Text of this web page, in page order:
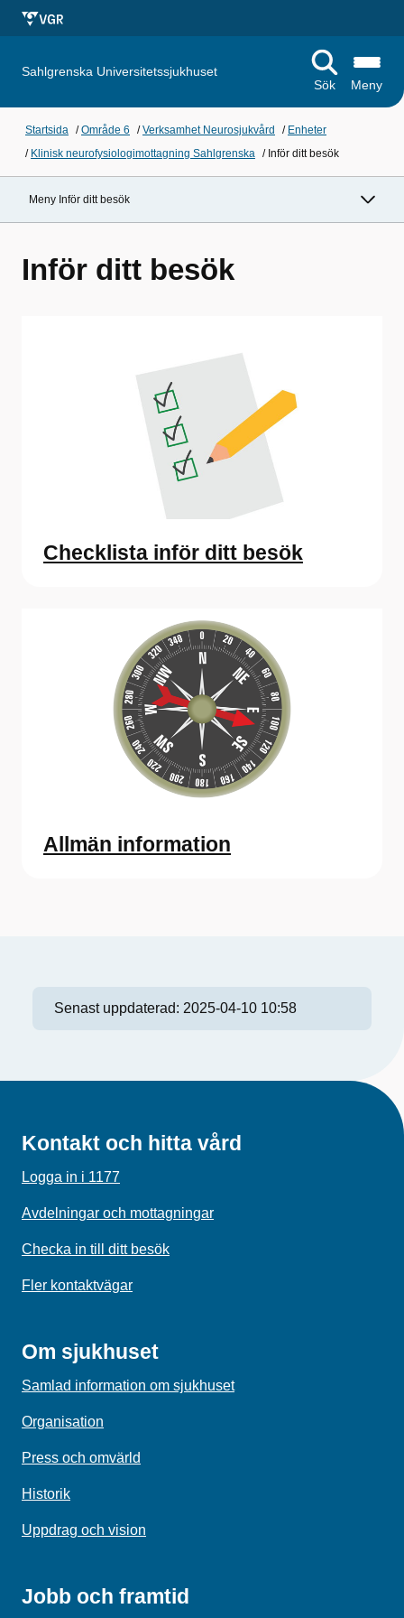
Sahlgrenska Universitetssjukhuset
Sök
Meny
Startsida /Område 6 /Verksamhet Neurosjukvård / Enheter
/ Klinisk neurofysiologimottagning Sahlgrenska / Inför ditt besök
Meny Inför ditt besök
Inför ditt besök
Checklista inför ditt besök
Allmän information
Senast uppdaterad: 2025-04-10 10:58
Kontakt och hitta vård
Logga in i 1177
Avdelningar och mottagningar
Checka in till ditt besök
Fler kontaktvägar
Om sjukhuset
Samlad information om sjukhuset
Organisation
Press och omvärld
Historik
Uppdrag och vision
Jobb och framtid